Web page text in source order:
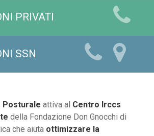
PRIVATI
SSN
Posturale attiva al Centro Irccs
della Fondazione Don Gnocchi di
che aiuta ottimizzare la